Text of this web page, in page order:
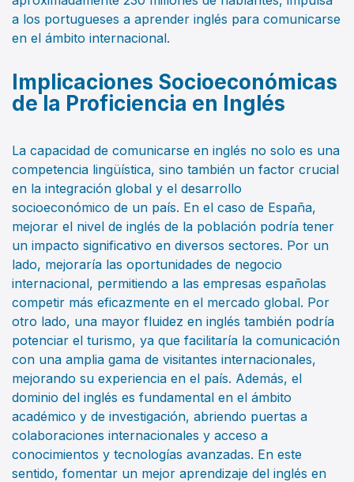
a los portugueses a aprender inglés para comunicarse
en el ámbito internacional.
Implicaciones Socioeconómicas
de la Proficiencia en Inglés
La capacidad de comunicarse en inglés no solo es una
competencia lingüística, sino también un factor crucial
en la integración global y el desarrollo
socioeconómico de un país. En el caso de España,
mejorar el nivel de inglés de la población podría tener
un impacto significativo en diversos sectores. Por un
lado, mejoraría las oportunidades de negocio
internacional, permitiendo a las empresas españolas
competir más eficazmente en el mercado global. Por
otro lado, una mayor fluidez en inglés también podría
potenciar el turismo, ya que facilitaría la comunicación
con una amplia gama de visitantes internacionales,
mejorando su experiencia en el país. Además, el
dominio del inglés es fundamental en el ámbito
académico y de investigación, abriendo puertas a
colaboraciones internacionales y acceso a
conocimientos y tecnologías avanzadas. En este
sentido, fomentar un mejor aprendizaje del inglés en